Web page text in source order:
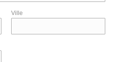
Ville